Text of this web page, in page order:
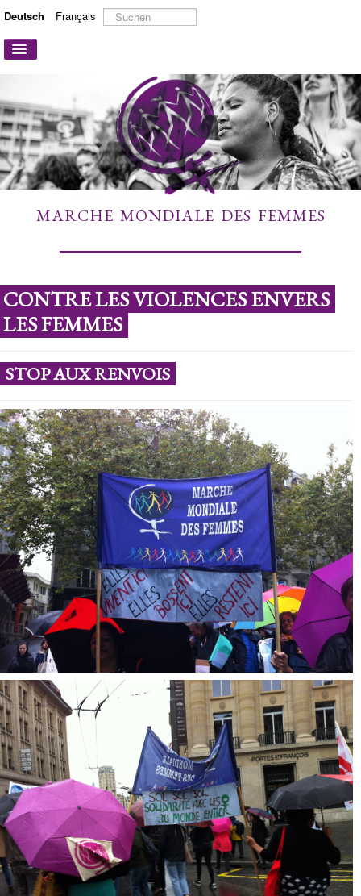
Deutsch Français
Suchen
...
Navigation
ÜBER UNS
AKTIONEN UND KAMPAGNEN
MITMACHEN
MEHR ERFAHREN
MARCHE MONDIALE DES FEMMES
CONTRE LES VIOLENCES ENVERS
LES FEMMES
STOP AUX RENVOIS